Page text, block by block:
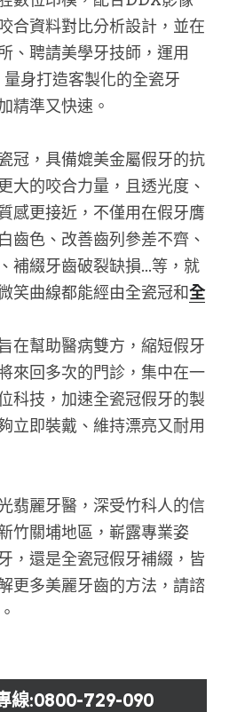
合資料對比分析設計，並在
、聘請美學牙技師，運用
身打造客製化的全瓷牙
精準又快速。
冠，具備媲美金屬假牙的抗
大的咬合力量，且透光度、
感更接近，不僅用在假牙膺
齒色、改善齒列參差不齊、
補綴牙齒破裂缺損...等，就
笑曲線都能經由全瓷冠和全
在幫助醫病雙方，縮短假牙
來回多次的門診，集中在一
科技，加速全瓷冠假牙的製
立即裝戴、維持漂亮又耐用
翡麗牙醫，深受竹科人的信
竹關埔地區，嶄露專業姿
，還是全瓷冠假牙補綴，皆
更多美麗牙齒的方法，請諮
線:0800-729-090